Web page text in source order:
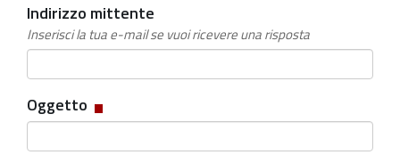
Indirizzo mittente
Inserisci la tua e-mail se vuoi ricevere una risposta
Oggetto Campo
obbligatorio